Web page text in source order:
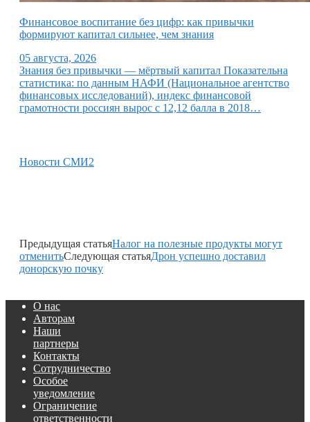
Финансовое воспитание без цифр: как привычки
формируют капитал сильнее, чем знания
05 августа, 2026
Знания без привычки — мёртвый капитал Показательна
статистика: по данным НАФИ (Национальное агентство
финансовых исследований), индекс финансовой
грамотности россиян вырос с 12,12 балла в 2018…
Новости СМИ2
Предыдущая статьяНалог на полезные продукты могут
отменитьСледующая статьяДрон успешно доставил
донорскую почку
О нас
Авторам
Наши
партнеры
Контакты
Сотрудничество
Особое
уведомление
Ограничение
ответственности